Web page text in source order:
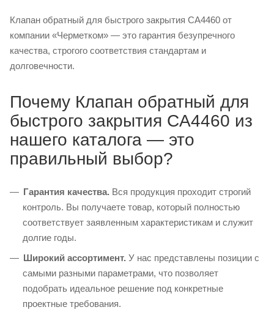
Клапан обратный для быстрого закрытия CA4460 от
компании «Черметком» — это гарантия безупречного
качества, строгого соответствия стандартам и
долговечности.
Почему Клапан обратный для
быстрого закрытия CA4460 из
нашего каталога — это
правильный выбор?
Гарантия качества. Вся продукция проходит строгий
контроль. Вы получаете товар, который полностью
соответствует заявленным характеристикам и служит
долгие годы.
Широкий ассортимент. У нас представлены позиции с
самыми разными параметрами, что позволяет
подобрать идеальное решение под конкретные
проектные требования.